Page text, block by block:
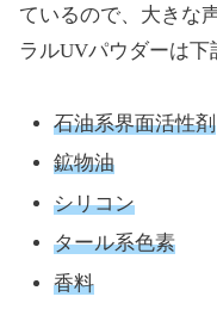
ているので、大きな
ラルUVパウダーは下
石油系界面活性剤
鉱物油
シリコン
タール系色素
香料